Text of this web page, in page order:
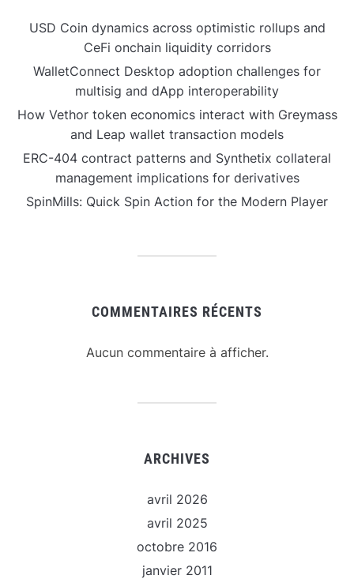
USD Coin dynamics across optimistic rollups and
CeFi onchain liquidity corridors
WalletConnect Desktop adoption challenges for
multisig and dApp interoperability
How Vethor token economics interact with Greymass
and Leap wallet transaction models
ERC-404 contract patterns and Synthetix collateral
management implications for derivatives
SpinMills: Quick Spin Action for the Modern Player
COMMENTAIRES RÉCENTS
Aucun commentaire à afficher.
ARCHIVES
avril 2026
avril 2025
octobre 2016
janvier 2011